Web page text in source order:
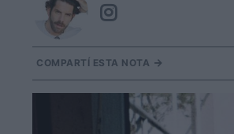
COMPARTÍ ESTA NOTA